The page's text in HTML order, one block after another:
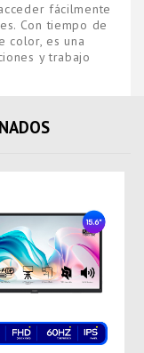
fácilmente
Con tiempo de
color, es una
y trabajo